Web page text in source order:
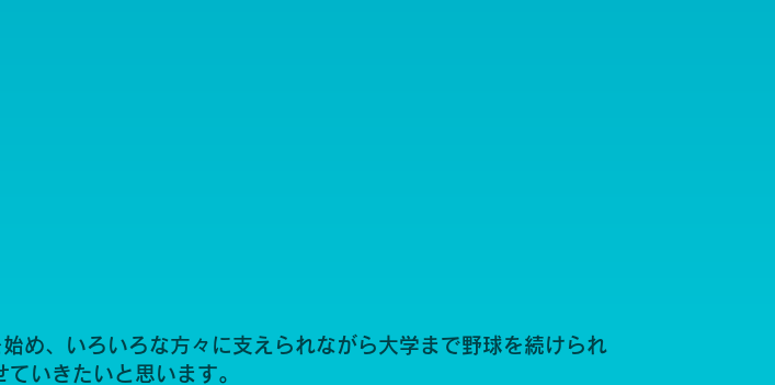
め、いろいろな方々に支えられながら大学まで野球を続けられ
いきたいと思います。